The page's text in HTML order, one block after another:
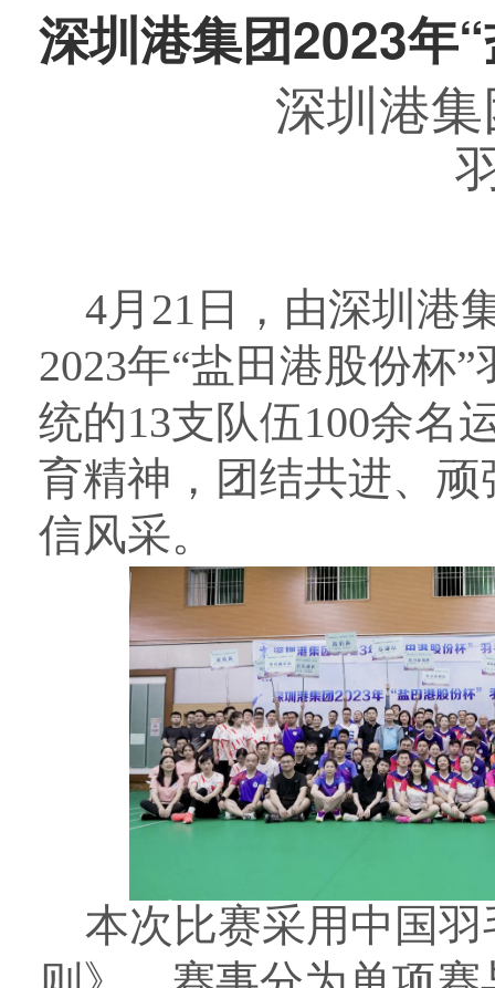
深圳港集团2023年
深圳港集
4月 21 日，由深圳港
2023年“盐田港股份杯
统的13支队伍100余名
育精神，团结共进、
信风采。
本次比赛采用中国